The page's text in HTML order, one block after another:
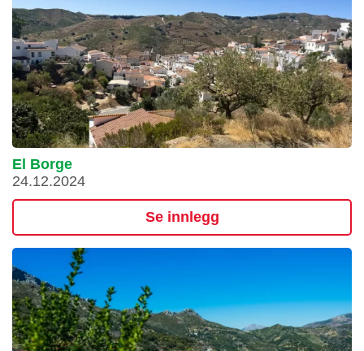
El Borge
24.12.2024
Se innlegg